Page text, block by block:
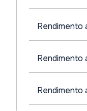
Rendimento
Rendimento
Rendimento